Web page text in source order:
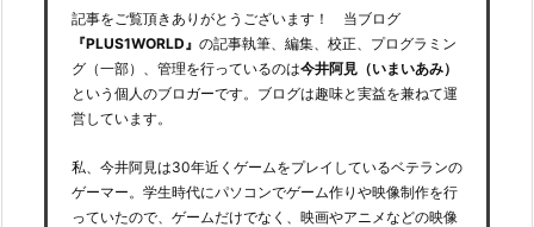
記事をご覧頂きありがとうございます！ 当ブログ
『PLUS1WORLD』 の記事執筆、編集、校正、プログラミン
グ（一部）、管理を行っているのは今井阿見（いまいあみ）
という個人のブロガーです。ブログは趣味と実益を兼ねて運
営しています。
私、今井阿見は30年近くゲームをプレイしているベテランの
ゲーマー。学生時代にパソコンでゲーム作りや映像制作を行
っていたので、ゲームだけでなく、映画やアニメなどの映像